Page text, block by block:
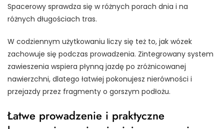
Spacerowy sprawdza się w różnych porach dnia i na
różnych długościach tras.
W codziennym użytkowaniu liczy się też to, jak wózek
zachowuje się podczas prowadzenia. Zintegrowany system
zawieszenia wspiera płynną jazdę po zróżnicowanej
nawierzchni, dlatego łatwiej pokonujesz nierówności i
przejazdy przez fragmenty o gorszym podłożu.
Łatwe prowadzenie i praktyczne